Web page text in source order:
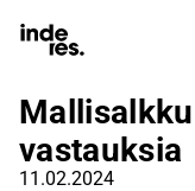
vastauksia
11.02.2024